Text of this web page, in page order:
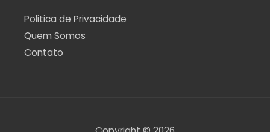
Politica de Privacidade
Quem Somos
Contato